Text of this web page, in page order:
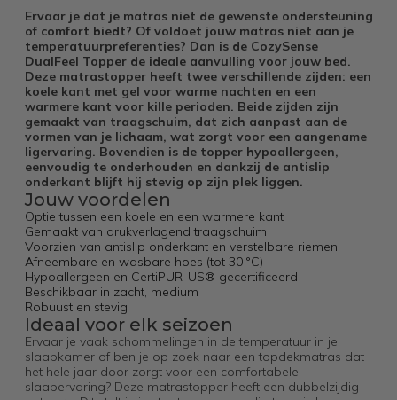
Ervaar je dat je matras niet de gewenste ondersteuning
of comfort biedt? Of voldoet jouw matras niet aan je
temperatuurpreferenties? Dan is de CozySense
DualFeel Topper de ideale aanvulling voor jouw bed.
Deze matrastopper heeft twee verschillende zijden: een
koele kant met gel voor warme nachten en een
warmere kant voor kille perioden. Beide zijden zijn
gemaakt van traagschuim, dat zich aanpast aan de
vormen van je lichaam, wat zorgt voor een aangename
ligervaring. Bovendien is de topper hypoallergeen,
eenvoudig te onderhouden en dankzij de antislip
onderkant blijft hij stevig op zijn plek liggen.
Jouw voordelen
Optie tussen een koele en een warmere kant
Gemaakt van drukverlagend traagschuim
Voorzien van antislip onderkant en verstelbare riemen
Afneembare en wasbare hoes (tot 30 °C)
Hypoallergeen en CertiPUR-US® gecertificeerd
Beschikbaar in zacht, medium
Robuust en stevig
Ideaal voor elk seizoen
Ervaar je vaak schommelingen in de temperatuur in je
slaapkamer of ben je op zoek naar een topdekmatras dat
het hele jaar door zorgt voor een comfortabele
slaapervaring? Deze matrastopper heeft een dubbelzijdig